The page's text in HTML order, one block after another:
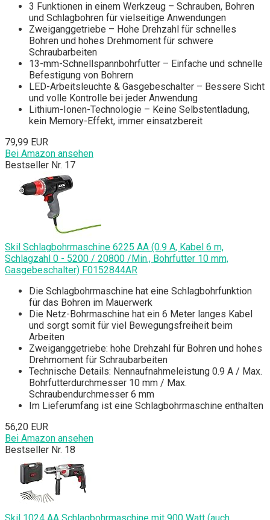
3 Funktionen in einem Werkzeug – Schrauben, Bohren
und Schlagbohren für vielseitige Anwendungen
Zweiganggetriebe – Hohe Drehzahl für schnelles
Bohren und hohes Drehmoment für schwere
Schraubarbeiten
13-mm-Schnellspannbohrfutter – Einfache und schnelle
Befestigung von Bohrern
LED-Arbeitsleuchte & Gasgebeschalter – Bessere Sicht
und volle Kontrolle bei jeder Anwendung
Lithium-Ionen-Technologie – Keine Selbstentladung,
kein Memory-Effekt, immer einsatzbereit
79,99 EUR
Bei Amazon ansehen
Bestseller Nr. 17
Skil Schlagbohrmaschine 6225 AA (0.9 A, Kabel 6 m,
Schlagzahl 0 - 5200 / 20800 /Min., Bohrfutter 10 mm,
Gasgebeschalter) F0152844AR
Die Schlagbohrmaschine hat eine Schlagbohrfunktion
für das Bohren im Mauerwerk
Die Netz-Bohrmaschine hat ein 6 Meter langes Kabel
und sorgt somit für viel Bewegungsfreiheit beim
Arbeiten
Zweiganggetriebe: hohe Drehzahl für Bohren und hohes
Drehmoment für Schraubarbeiten
Technische Details: Nennaufnahmeleistung 0.9 A / Max.
Bohrfutterdurchmesser 10 mm / Max.
Schraubendurchmesser 6 mm
Im Lieferumfang ist eine Schlagbohrmaschine enthalten
56,20 EUR
Bei Amazon ansehen
Bestseller Nr. 18